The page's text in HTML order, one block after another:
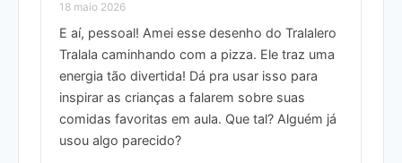
18 maio 2026
E aí, pessoal! Amei esse desenho do Tralalero
Tralala caminhando com a pizza. Ele traz uma
energia tão divertida! Dá pra usar isso para
inspirar as crianças a falarem sobre suas
comidas favoritas em aula. Que tal? Alguém já
usou algo parecido?